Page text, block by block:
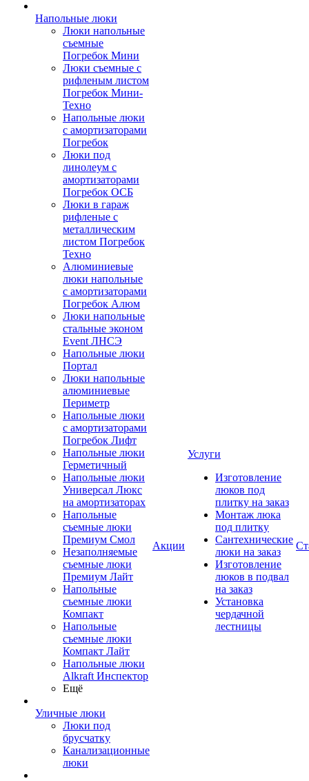
Напольные люки
Люки напольные
съемные
Погребок Мини
Люки съемные с
рифленым листом
Погребок Мини-
Техно
Напольные люки
с амортизаторами
Погребок
Люки под
линолеум с
амортизаторами
Погребок ОСБ
Люки в гараж
рифленые с
металлическим
листом Погребок
Техно
Алюминиевые
люки напольные
с амортизаторами
Погребок Алюм
Люки напольные
стальные эконом
Event ЛНСЭ
Напольные люки
Портал
Люки напольные
алюминиевые
Периметр
Напольные люки
с амортизаторами
Погребок Лифт
Напольные люки
Герметичный
Напольные люки
Универсал Люкс
на амортизаторах
Напольные
съемные люки
Премиум Смол
Незаполняемые
съемные люки
Премиум Лайт
Напольные
съемные люки
Компакт
Напольные
съемные люки
Компакт Лайт
Напольные люки
Alkraft Инспектор
Ещё
Уличные люки
Люки под
брусчатку
Канализационные
люки
Акции
Услуги
Изготовление
люков под
плитку на заказ
Монтаж люка
под плитку
Сантехнические
люки на заказ
Изготовление
люков в подвал
на заказ
Установка
чердачной
лестницы